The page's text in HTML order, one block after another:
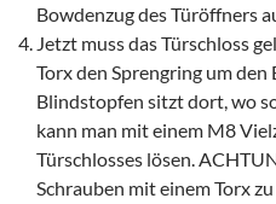
Bowdenzug des Türöffners
Jetzt muss das Türschloss
Torx den Sprengring um
Blindstopfen sitzt dort, wo
kann man mit einem M8
Türschlosses lösen.
Schrauben mit einem Torx